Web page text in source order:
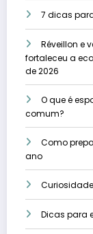
7 dicas
Réveillon e
fortaleceu a
de 2026
O que é
comum?
Como
ano
Dicas para